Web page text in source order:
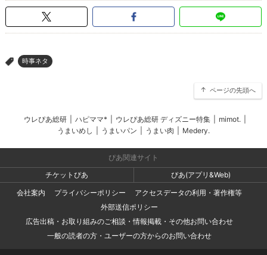
> 時事ネタ
ページの先頭へ
ウレぴあ総研 ハピママ* ウレぴあ総研 ディズニー特集 mimot.
うまいめし
うまいパン うまい肉 Medery.
ぴあ関連サイト
チケットぴあ
ぴあ(アプリ&Web)
会社案内
プライバシーポリシー
アクセスデータの利用・著作権等
外部送信ポリシー
広告出稿・お取り組みのご相談・情報掲載・その他お問い合わせ
一般の読者の方・ユーザーの方からのお問い合わせ